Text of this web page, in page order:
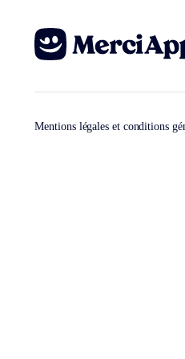
Mentions légales et conditions